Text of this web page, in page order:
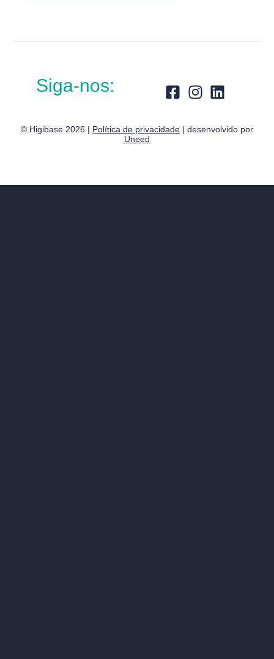
Siga-nos:
© Higibase 2026 | Política de privacidade | desenvolvido por
Uneed